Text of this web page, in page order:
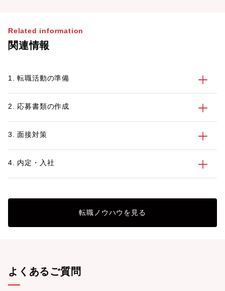
Related information
関連情報
1. 転職活動の準備
2. 応募書類の作成
3. 面接対策
4. 内定・入社
転職ノウハウを見る
よくあるご質問